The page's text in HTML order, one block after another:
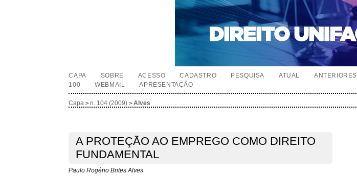
CAPA SOBRE ACESSO CADASTRO PESQUISA ATUAL ANTERIORES
100
WEBMAIL APRESENTAÇÃO
Capa >n. 104 (2009) >Alves
A PROTEÇÃO AO EMPREGO COMO DIREITO
FUNDAMENTAL
Paulo Rogério Brites Alves